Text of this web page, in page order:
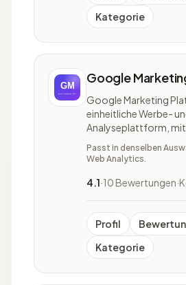
Kategorie
Google
Google Marketing
einheitliche Werbe-
Analyseplattform,
Benutzer:innen die
als Team enger
und die Google
Durch die Google
Passt in denselben
Web Analytics.
4.1·10 Bewertungen·
Profil
Kategorie